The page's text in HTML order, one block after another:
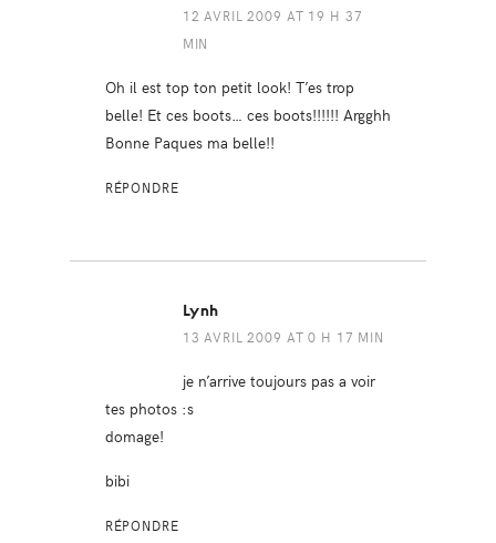
12 AVRIL 2009 AT 19 H 37
MIN
Oh il est top ton petit look! T’es trop
belle! Et ces boots… ces boots!!!!!! Argghh
Bonne Paques ma belle!!
RÉPONDRE
Lynh
13 AVRIL 2009 AT 0 H 17 MIN
je n’arrive toujours pas a voir
tes photos :s
domage!
bibi
RÉPONDRE